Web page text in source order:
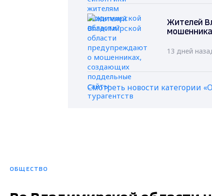
Жителей
13 дней
Смотреть новости категории
ОБЩЕСТВО